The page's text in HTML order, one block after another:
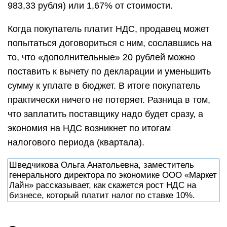
983,33 рубля) или 1,67% от стоимости.
Когда покупатель платит НДС, продавец может
попытаться договориться с ним, сославшись на
то, что «дополнительные» 20 рублей можно
поставить к вычету по декларации и уменьшить
сумму к уплате в бюджет. В итоге покупатель
практически ничего не потеряет. Разница в том,
что заплатить поставщику надо будет сразу, а
экономия на НДС возникнет по итогам
налогового периода (квартала).
Шведчикова Ольга Анатольевна, заместитель
генерального директора по экономике ООО «Маркет
Лайн» рассказывает, как скажется рост НДС на
бизнесе, который платит налог по ставке 10%.